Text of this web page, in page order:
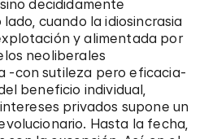
decididamente
cuando la idiosincrasia
y alimentada por
neoliberales
-con sutileza pero eficacia-
beneficio individual,
privados supone un
Hasta la fecha,